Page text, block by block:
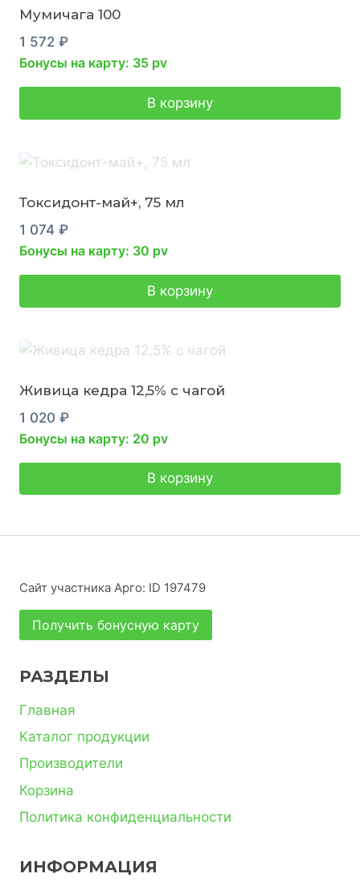
Мумичага 100
1 572 ₽
Бонусы на карту: 35 pv
В корзину
Токсидонт-май+, 75 мл
1 074 ₽
Бонусы на карту: 30 pv
В корзину
Живица кедра 12,5% с чагой
1 020 ₽
Бонусы на карту: 20 pv
В корзину
Сайт участника Арго: ID 197479
Получить бонусную карту
РАЗДЕЛЫ
Главная
Каталог продукции
Производители
Корзина
Политика конфиденциальности
ИНФОРМАЦИЯ